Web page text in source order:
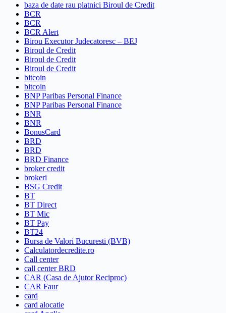
baza de date rau platnici Biroul de Credit
BCR
BCR
BCR Alert
Birou Executor Judecatoresc – BEJ
Biroul de Credit
Biroul de Credit
Biroul de Credit
bitcoin
bitcoin
BNP Paribas Personal Finance
BNP Paribas Personal Finance
BNR
BNR
BonusCard
BRD
BRD
BRD Finance
broker credit
brokeri
BSG Credit
BT
BT Direct
BT Mic
BT Pay
BT24
Bursa de Valori Bucuresti (BVB)
Calculatordecredite.ro
Call center
call center BRD
CAR (Casa de Ajutor Reciproc)
CAR Faur
card
card alocatie